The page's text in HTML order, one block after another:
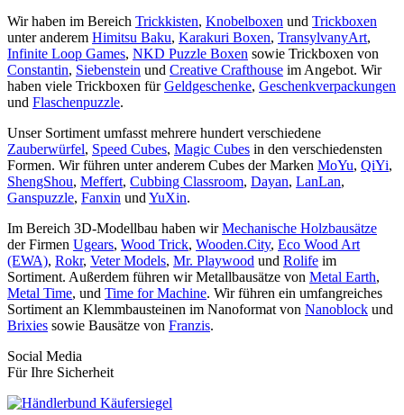
Wir haben im Bereich Trickkisten, Knobelboxen und Trickboxen
unter anderem Himitsu Baku, Karakuri Boxen, TransylvanyArt,
Infinite Loop Games, NKD Puzzle Boxen sowie Trickboxen von
Constantin, Siebenstein und Creative Crafthouse im Angebot. Wir
haben viele Trickboxen fürGeldgeschenke, Geschenkverpackungen
und Flaschenpuzzle.
Unser Sortiment umfasst mehrere hundert verschiedene
Zauberwürfel, Speed Cubes, Magic Cubes in den verschiedensten
Formen. Wir führen unter anderem Cubes der Marken MoYu, QiYi,
ShengShou, Meffert, Cubbing Classroom, Dayan, LanLan,
Ganspuzzle, Fanxin und YuXin.
Im Bereich 3D-Modellbau haben wirMechanische Holzbausätze
der Firmen Ugears, Wood Trick, Wooden.City, Eco Wood Art
(EWA), Rokr, Veter Models, Mr. Playwood und Rolife im
Sortiment. Außerdem führen wir Metallbausätze von Metal Earth,
Metal Time, und Time for Machine. Wir führen ein umfangreiches
Sortiment an Klemmbausteinen im Nanoformat von Nanoblock und
Brixies sowie Bausätze von Franzis.
Social Media
Für Ihre Sicherheit